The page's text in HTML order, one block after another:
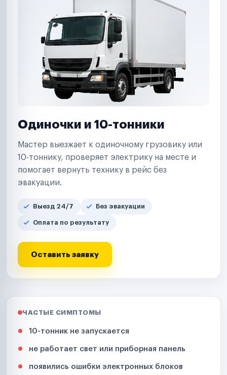
Одиночки и 10-тонники
Мастер выезжает к одиночному грузовику или
10-тоннику, проверяет электрику на месте и
помогает вернуть технику в рейс без
эвакуации.
Выезд 24/7 Без эвакуации
Оплата по результату
Оставить заявку
ЧАСТЫЕ СИМПТОМЫ
10-тонник не запускается
не работает свет или приборная панель
появились ошибки электронных блоков